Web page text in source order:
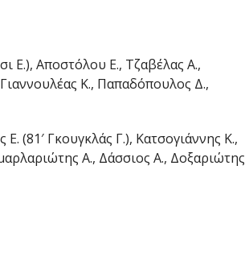
Ε.), Αποστόλου Ε., Τζαβέλας Α.,
Κ., Παπαδόπουλος Δ.,
(81′ Γκουγκλάς Γ.), Κατσογιάννης Κ.,
Α., Δάσσιος Α., Δοξαριώτης